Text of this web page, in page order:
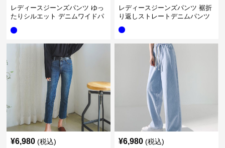
レディースジーンズパンツ ゆっ
たりシルエット デニムワイドパ
レディースジーンズパンツ 裾折
り返しストレートデニムパンツ
¥6,980 (税込) ¥6,980 (税込)